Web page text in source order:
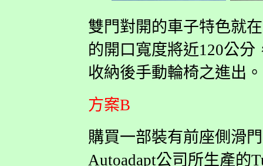
雙門對開的車子特色就
的開口寬度將近120公
收納後手動輪椅之進出。
方案B
購買一部裝有前座側滑
Autoadapt公司所生產的